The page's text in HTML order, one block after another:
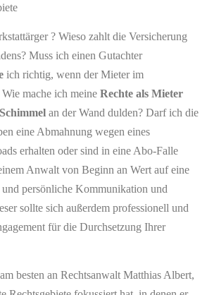
? Wieso zahlt die Versicherung
Muss ich einen Gutachter
ich richtig, wenn der Mieter im
mache ich meine Rechte als Mieter
Schimmel an der Wand dulden? Darf ich die
eine Abmahnung wegen eines
erhalten oder sind in eine Abo-Falle
Anwalt von Beginn an Wert auf eine
und persönliche Kommunikation und
sollte sich außerdem professionell und
für die Durchsetzung Ihrer
besten an Rechtsanwalt Matthias Albert,